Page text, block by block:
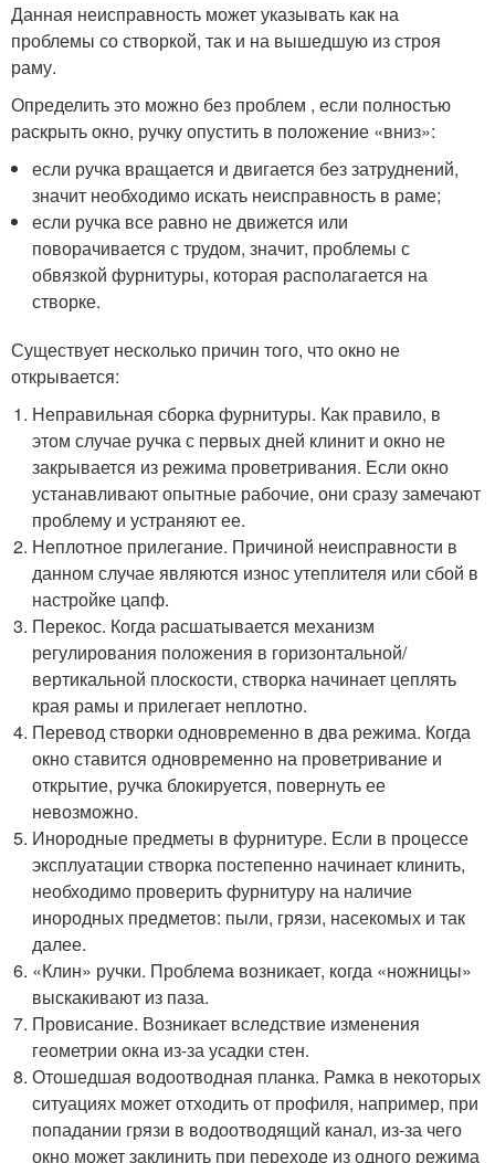
Данная неисправность может указывать как на
проблемы со створкой, так и на вышедшую из строя
раму.
Определить это можно без проблем , если полностью
раскрыть окно, ручку опустить в положение «вниз»:
если ручка вращается и двигается без затруднений,
значит необходимо искать неисправность в раме;
если ручка все равно не движется или
поворачивается с трудом, значит, проблемы с
обвязкой фурнитуры, которая располагается на
створке.
Существует несколько причин того, что окно не
открывается:
Неправильная сборка фурнитуры. Как правило, в
этом случае ручка с первых дней клинит и окно не
закрывается из режима проветривания. Если окно
устанавливают опытные рабочие, они сразу замечают
проблему и устраняют ее.
Неплотное прилегание. Причиной неисправности в
данном случае являются износ утеплителя или сбой в
настройке цапф.
Перекос. Когда расшатывается механизм
регулирования положения в горизонтальной/
вертикальной плоскости, створка начинает цеплять
края рамы и прилегает неплотно.
Перевод створки одновременно в два режима. Когда
окно ставится одновременно на проветривание и
открытие, ручка блокируется, повернуть ее
невозможно.
Инородные предметы в фурнитуре. Если в процессе
эксплуатации створка постепенно начинает клинить,
необходимо проверить фурнитуру на наличие
инородных предметов: пыли, грязи, насекомых и так
далее.
«Клин» ручки. Проблема возникает, когда «ножницы»
выскакивают из паза.
Провисание. Возникает вследствие изменения
геометрии окна из-за усадки стен.
Отошедшая водоотводная планка. Рамка в некоторых
ситуациях может отходить от профиля, например, при
попадании грязи в водоотводящий канал, из-за чего
окно может заклинить при переходе из одного режима